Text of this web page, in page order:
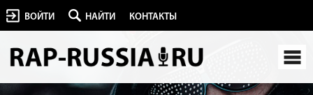
ВОЙТИ НАЙТИ КОНТАКТЫ